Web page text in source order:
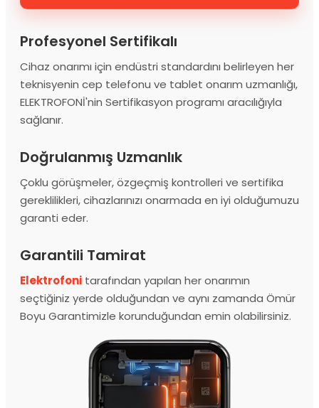
Profesyonel Sertifikalı
Cihaz onarımı için endüstri standardını belirleyen her
teknisyenin cep telefonu ve tablet onarım uzmanlığı,
ELEKTROFONİ'nin Sertifikasyon programı aracılığıyla
sağlanır.
Doğrulanmış Uzmanlık
Çoklu görüşmeler, özgeçmiş kontrolleri ve sertifika
gereklilikleri, cihazlarınızı onarmada en iyi olduğumuzu
garanti eder.
Garantili Tamirat
Elektrofoni tarafından yapılan her onarımın
seçtiğiniz yerde olduğundan ve aynı zamanda Ömür
Boyu Garantimizle korunduğundan emin olabilirsiniz.